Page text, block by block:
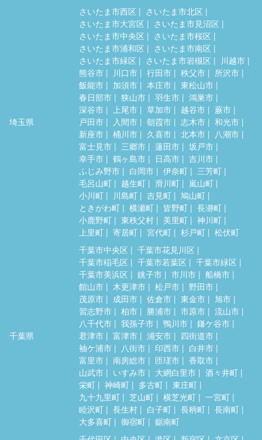
埼玉県
さいたま市西区
さいたま市北区
さいたま市大宮区
さいたま市見沼区
さいたま市中央区
さいたま市桜区
さいたま市浦和区
さいたま市南区
さいたま市緑区
さいたま市岩槻区
川越市
熊谷市
川口市 行田市 秩父市
所沢市
飯能市
加須市 本庄市
東松山市
春日部市
狭山市 羽生市
鴻巣市
深谷市
上尾市 草加市 越谷市
蕨市
戸田市
入間市 朝霞市 志木市
和光市
新座市
桶川市 久喜市 北本市
八潮市
富士見市
三郷市 蓮田市
坂戸市
幸手市
鶴ヶ島市 日高市
吉川市
ふじみ野市
白岡市 伊奈町
三芳町
毛呂山町
越生町 滑川町
嵐山町
小川町
川島町 吉見町
鳩山町
ときがわ町
横瀬町 皆野町
長瀞町
小鹿野町
東秩父村 美里町
神川町
上里町
寄居町 宮代町 杉戸町 松伏町
千葉県
千葉市中央区
千葉市花見川区
千葉市稲毛区
千葉市若葉区
千葉市緑区
千葉市美浜区
銚子市 市川市
船橋市
館山市
木更津市 松戸市
野田市
茂原市
成田市 佐倉市 東金市
旭市
習志野市
柏市 勝浦市 市原市
流山市
八千代市
我孫子市 鴨川市
鎌ケ谷市
君津市
富津市 浦安市
四街道市
袖ケ浦市
八街市 印西市
白井市
富里市
南房総市 匝瑳市
香取市
山武市
いすみ市 大網白里市
酒々井町
栄町
神崎町 多古町
東庄町
九十九里町
芝山町 横芝光町
一宮町
睦沢町
長生村 白子町 長柄町
長南町
大多喜町
御宿町
鋸南町